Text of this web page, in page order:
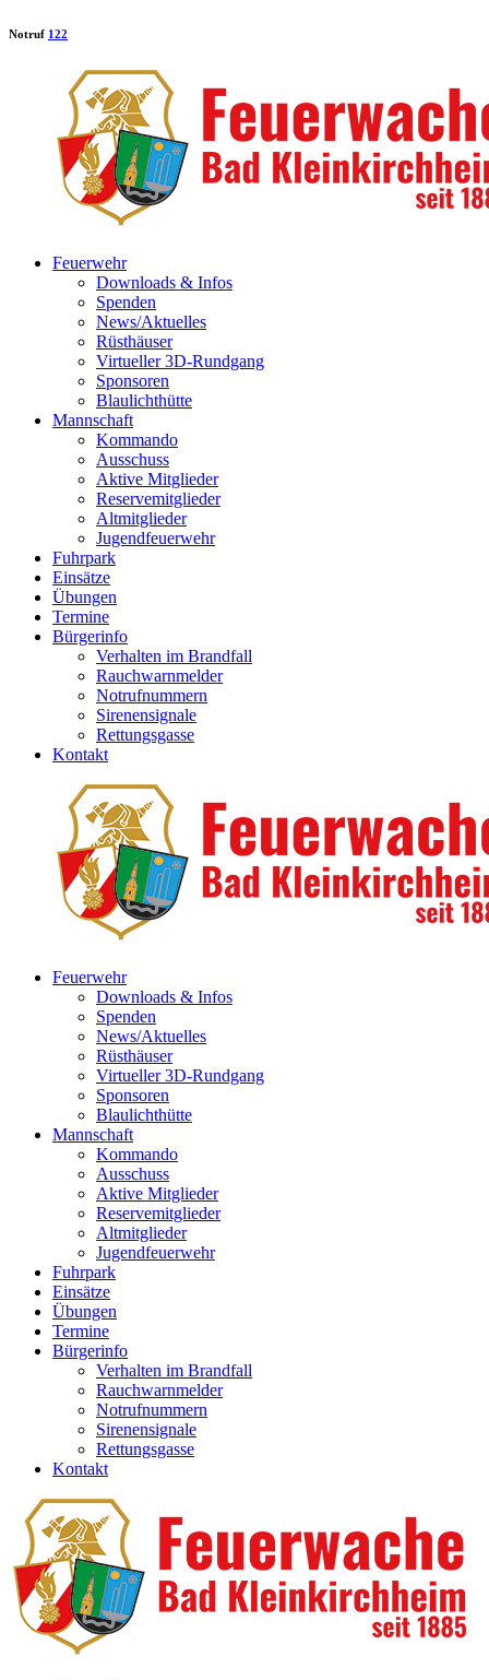
Notruf 122
Feuerwehr
Downloads & Infos
Spenden
News/Aktuelles
Rüsthäuser
Virtueller 3D-Rundgang
Sponsoren
Blaulichthütte
Mannschaft
Kommando
Ausschuss
Aktive Mitglieder
Reservemitglieder
Altmitglieder
Jugendfeuerwehr
Fuhrpark
Einsätze
Übungen
Termine
Bürgerinfo
Verhalten im Brandfall
Rauchwarnmelder
Notrufnummern
Sirenensignale
Rettungsgasse
Kontakt
Feuerwehr
Downloads & Infos
Spenden
News/Aktuelles
Rüsthäuser
Virtueller 3D-Rundgang
Sponsoren
Blaulichthütte
Mannschaft
Kommando
Ausschuss
Aktive Mitglieder
Reservemitglieder
Altmitglieder
Jugendfeuerwehr
Fuhrpark
Einsätze
Übungen
Termine
Bürgerinfo
Verhalten im Brandfall
Rauchwarnmelder
Notrufnummern
Sirenensignale
Rettungsgasse
Kontakt